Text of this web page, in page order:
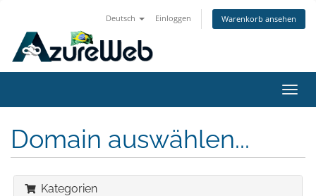
Deutsch Einloggen Warenkorb ansehen
ein-/
Domain auswählen...
Kategorien